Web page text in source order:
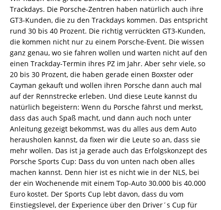
Trackdays. Die Porsche-Zentren haben natürlich auch ihre
GT3-Kunden, die zu den Trackdays kommen. Das entspricht
rund 30 bis 40 Prozent. Die richtig verrückten GT3-Kunden,
die kommen nicht nur zu einem Porsche-Event. Die wissen
ganz genau, wo sie fahren wollen und warten nicht auf den
einen Trackday-Termin ihres PZ im Jahr. Aber sehr viele, so
20 bis 30 Prozent, die haben gerade einen Boxster oder
Cayman gekauft und wollen ihren Porsche dann auch mal
auf der Rennstrecke erleben. Und diese Leute kannst du
natürlich begeistern: Wenn du Porsche fährst und merkst,
dass das auch Spaß macht, und dann auch noch unter
Anleitung gezeigt bekommst, was du alles aus dem Auto
herausholen kannst, da fixen wir die Leute so an, dass sie
mehr wollen. Das ist ja gerade auch das Erfolgskonzept des
Porsche Sports Cup: Dass du von unten nach oben alles
machen kannst. Denn hier ist es nicht wie in der NLS, bei
der ein Wochenende mit einem Top-Auto 30.000 bis 40.000
Euro kostet. Der Sports Cup lebt davon, dass du vom
Einstiegslevel, der Experience über den Driver´s Cup für